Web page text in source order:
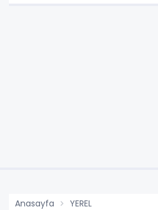
Anasayfa YEREL